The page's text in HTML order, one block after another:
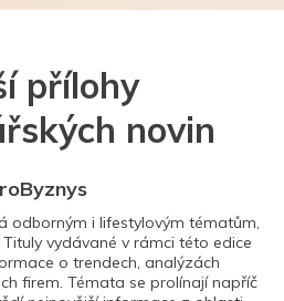
přílohy
novin
odborným i lifestylovým tématům,
vydávané v rámci této edice
o trendech, analýzách
firem. Témata se prolínají napříč